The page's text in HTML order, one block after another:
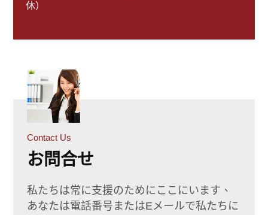
休）
Contact Us
お問合せ
私たちは常に支援のためにここにいます、
あなたは電話番号またはEメールで私たちに